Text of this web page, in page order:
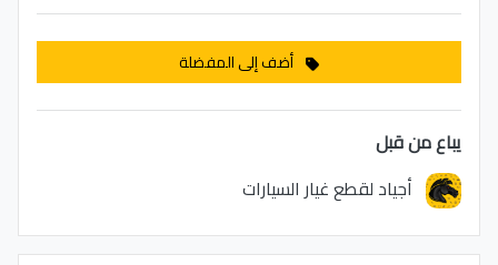
أضف إلى المفضلة
يباع من قبل
أجياد لقطع غيار السيارات